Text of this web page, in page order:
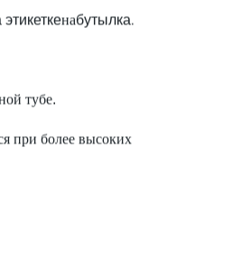
этикеткенабутылка.
тубе.
при более высоких